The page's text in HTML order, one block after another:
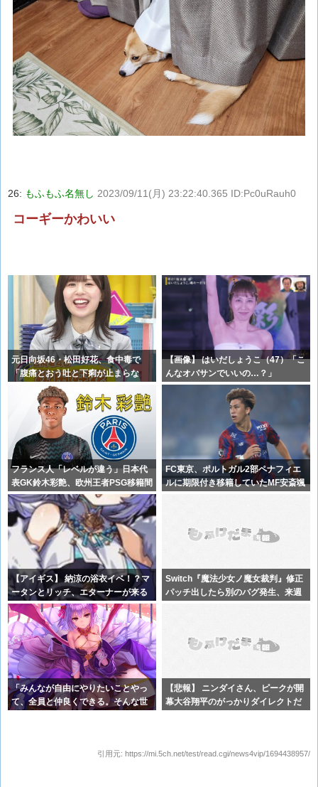
26: もふもふ名無し 2023/09/11(月) 23:22:40.365 ID:Pc0uRauh0
コーギーかわいい
元日向坂46・松田好花、食中毒で
「腹痛とおう吐と下痢が止まらな
い」原因は
【画像】 はいだしょうこ（47）「こ
んなオバサンでいいの…？」
フランス人「レベルが違う」日本代
表GK鈴木彩艶、欧州王者PSG移籍間
近に
FC東京、ポルトガル2部ペナフィエ
ルに期限付き移籍していたMF安斎颯
【アイギス】 納涼の浴衣イベ！？マ
ータンとリッチ、エターナーが来る
模様！
Switch『魔法少女ノ魔女裁判』修正
パッチ出したら別のバグ発生、来週
「みんなが自由にやりたいことやっ
て、全員と仲良くできる。そんな世
【悲報】 ニンダイさん、ピークが開
幕大谷翔平のがっかりダイレクトだ
引用元: https://mi.5ch.net/test/read.cgi/news4vip/1694438957/